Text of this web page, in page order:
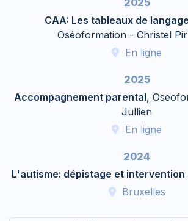
2025
CAA: Les tableaux de
Oséoformation - Christel
En ligne
2025
Accompagnement parental,
Jullien
En ligne
2024
L'autisme: dépistage et intervention
Bruxelles